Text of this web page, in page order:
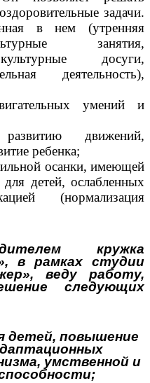
задачи.
в нем (утренняя
занятия,
досуги,
деятельность),
умений и
движений,
ребенка;
осанки, имеющей
детей, ослабленных
(нормализация
кружка
в рамках студии
веду работу,
следующих
детей, повышение
умственной и